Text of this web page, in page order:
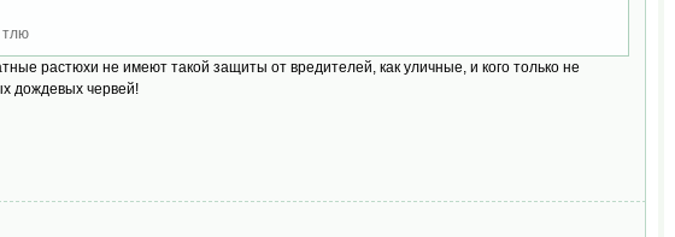
тлю
растюхи не имеют такой защиты от вредителей, как уличные, и кого только не
дождевых червей!